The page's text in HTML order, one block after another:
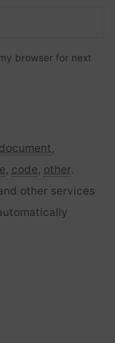
browser for next
document,
, code, other.
other services